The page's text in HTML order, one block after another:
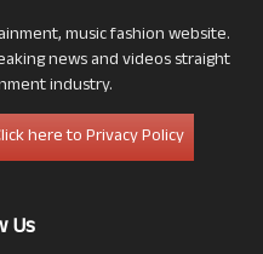
music fashion website.
news and videos straight
industry.
here to Privacy Policy
Us